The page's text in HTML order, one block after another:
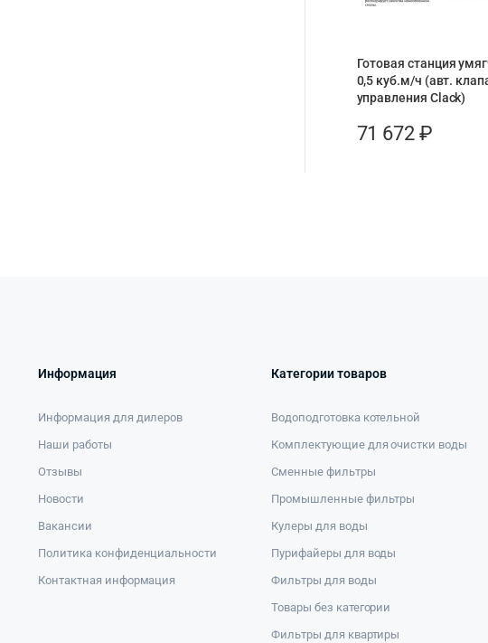
Готовая станция
0,5 куб.м/ч (авт.
управления Clack)
71 672₽
Информация
Информация для дилеров
Наши работы
Отзывы
Новости
Вакансии
Политика конфиденциальности
Контактная информация
Категории товаров
Водоподготовка котельной
Комплектующие для очистки воды
Сменные фильтры
Промышленные фильтры
Кулеры для воды
Пурифайеры для воды
Фильтры для воды
Товары без категории
Фильтры для квартиры